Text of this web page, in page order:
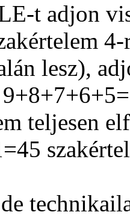
t adjon
lesz),
teljesen